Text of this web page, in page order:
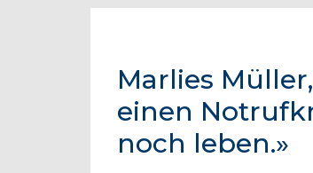
Marlies
einen
noch leben.»